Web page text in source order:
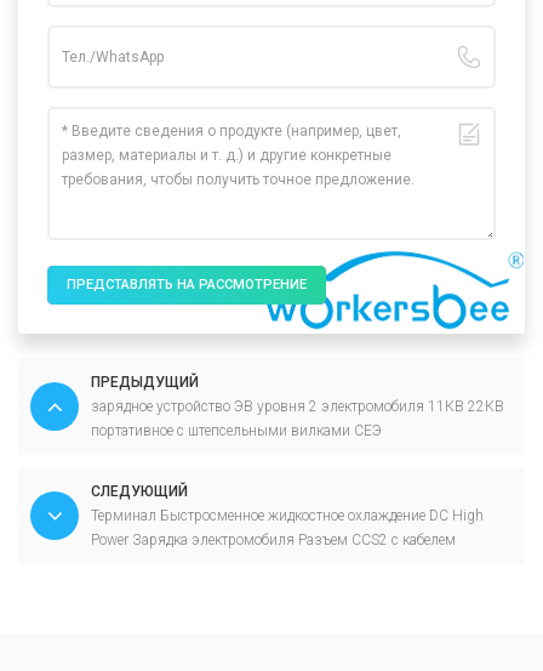
ПРЕДСТАВЛЯТЬ НА РАССМОТРЕНИЕ
ПРЕДЫДУЩИЙ
зарядное устройство ЭВ уровня 2 электромобиля 11КВ 22КВ
портативное с штепсельными вилками СЕЭ
СЛЕДУЮЩИЙ
Терминал Быстросменное жидкостное охлаждение DC High
Power Зарядка электромобиля Разъем CCS2 с кабелем